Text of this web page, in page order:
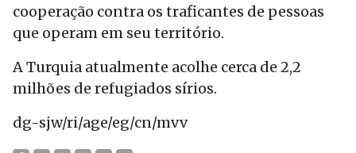
cooperação contra os traficantes de pessoas
que operam em seu território.
A Turquia atualmente acolhe cerca de 2,2
milhões de refugiados sírios.
dg-sjw/ri/age/eg/cn/mvv